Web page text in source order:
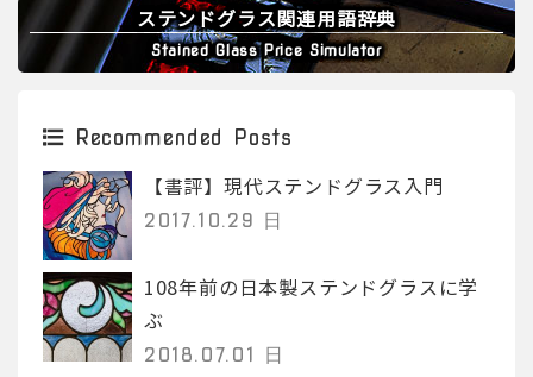
ステンドグラス関連用語辞典
Stained Glass Price Simulator
Recommended Posts
【書評】現代ステンドグラス入門
2017.10.29 日
108年前の日本製ステンドグラスに学
ぶ
2018.07.01 日